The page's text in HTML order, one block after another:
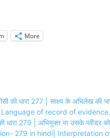
More
की धारा 277 | साक्ष्य के अभिलेख की
of record of evidence.
धारा 279 | अभियुक्त या उसके प्लीडर को
279 in hindi| Interpretation